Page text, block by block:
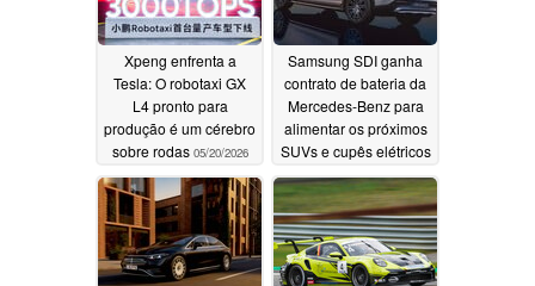
Xpeng enfrenta a
Tesla: O robotaxi GX
L4 pronto para
produção é um cérebro
sobre rodas 05/20/2026
Samsung SDI ganha
contrato de bateria da
Mercedes-Benz para
alimentar os próximos
SUVs e cupês elétricos
04/20/2026